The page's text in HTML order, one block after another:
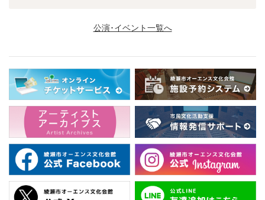
公演･イベント一覧へ